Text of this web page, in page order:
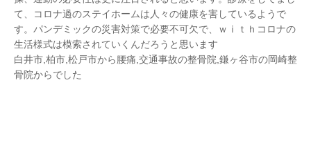
て、コロナ過のステイホームは人々の健康を害しているようで
す。パンデミックの災害対策で必要不可欠で、ｗⅰｔｈコロナの
生活様式は模索されていくんだろうと思います
白井市,柏市,松戸市から腰痛,交通事故の整骨院,鎌ヶ谷市の岡崎整
骨院からでした